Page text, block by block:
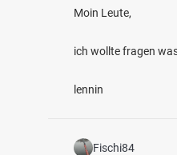
Moin Leute,
ich wollte fragen
lennin
Fischi84